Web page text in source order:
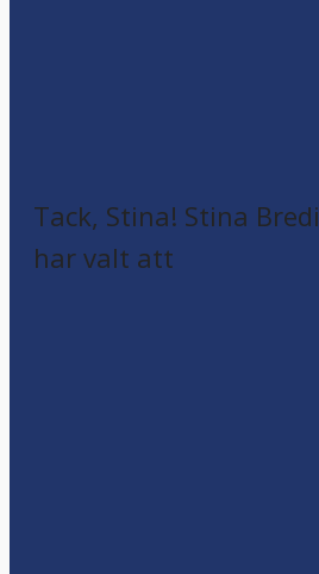
Tack, Stina! Stina
har valt att